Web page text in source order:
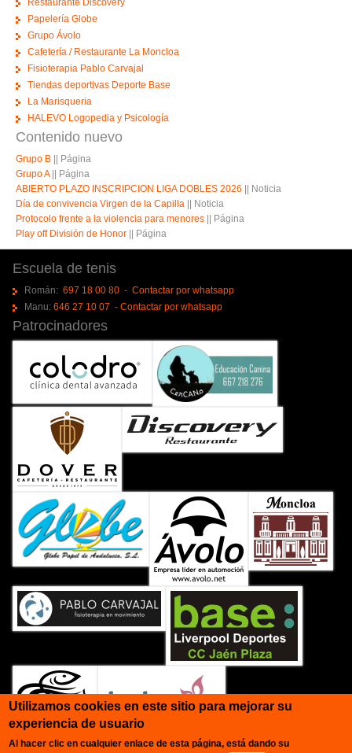
Restaurante Discovery
Papelería Globe
Grupo Ávolo
Cafetería / Restaurante La Moncloa
Fisioterapia Pablo Carvajal
Tiendas deportivas Deporte Base
La Marisqueria
HALEVO Logopedia y Psicología
Contenido nuevo
Grupo B
Página
Grupo A
Página
ABIERTO PLAZO INSCRIPCION LIGA DOBLES 2026
Noticia
Día de convivencia Virgen de la Capilla
Noticia
Protocolo frente a la violencia para menores
Página
Play off División de Honor
Página
Escuela de tenis
Román: 697 18 00 80- Contactar por whatsapp
Manu: 646 27 10 07 - Contactar por whatsapp
Patrocinadores
Utilizamos cookies en este sitio para mejorar su
experiencia de usuario
Al hacer clic en cualquier enlace de esta página, está dando su